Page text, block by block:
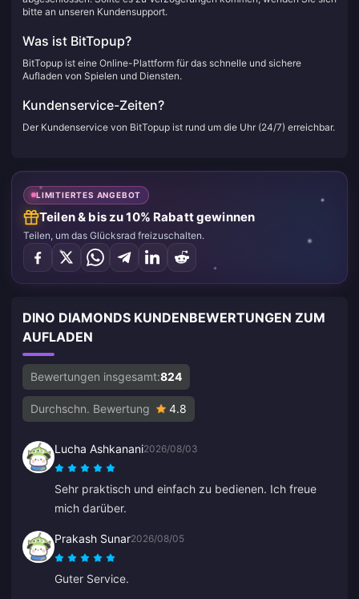
bitte an unseren Kundensupport.
Was ist BitTopup?
BitTopup ist eine Online-Plattform für das schnelle und sichere
Aufladen von Spielen und Diensten.
Kundenservice-Zeiten?
Der Kundenservice von BitTopup ist rund um die Uhr (24/7) erreichbar.
LIMITIERTES ANGEBOT
Teilen & bis zu 10% Rabatt gewinnen
Teilen, um das Glücksrad freizuschalten.
DINO DIAMONDS KUNDENBEWERTUNGEN ZUM
AUFLADEN
Bewertungen insgesamt:824
Durchschn. Bewertung 4.8
Lucha Ashkanani2026/08/03
Sehr praktisch und einfach zu bedienen. Ich freue
mich darüber.
Prakash Sunar2026/08/05
Guter Service.